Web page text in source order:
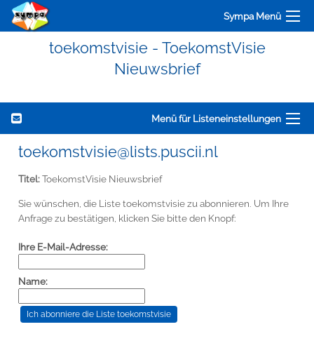
Sympa Menü
toekomstvisie - ToekomstVisie
Nieuwsbrief
Menü für Listeneinstellungen
toekomstvisie@lists.puscii.nl
Titel:ToekomstVisie Nieuwsbrief
Sie wünschen, die Liste toekomstvisie zu abonnieren. Um Ihre
Anfrage zu bestätigen, klicken Sie bitte den Knopf:
Ihre E-Mail-Adresse:
Name: